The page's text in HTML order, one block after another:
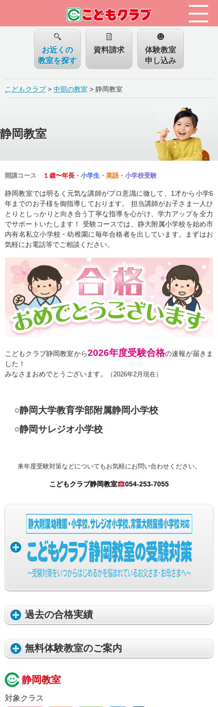
お近くの
教室を探す
資料請求
体験教室
申し込み
こどもクラブ> 中部の教室 > 静岡教室
静岡教室
開講コース １歳〜年長 ・ 小学生 ・ 英語・ 小学校受験
静岡教室では明るく元気な講師がプロ意識に徹して、1才から小学6
年までのお子様を御指導しております。 担当講師がお子さま一人ひ
とりとしっかりと向き合う丁寧な指導を心がけ、学力アップを全力
でサポートいたします！ 受験コースでは、静大附属小学校を始め市
内有名私立小学校・幼稚園に毎年合格者を出しています。まずはお
気軽にお電話等でご相談ください。
こどもクラブ静岡教室から2026年度受験合格の速報が届きま
した！
みなさまおめでとうございます。
（2026年2月現在）
○静岡大学教育学部附属静岡小学校
○静岡サレジオ小学校
来年度受験対策などについてもお気軽にお問い合わせください。
こどもクラブ静岡教室 054-253-7055
過去の合格実績
無料体験教室のご案内
静岡教室
対象クラス